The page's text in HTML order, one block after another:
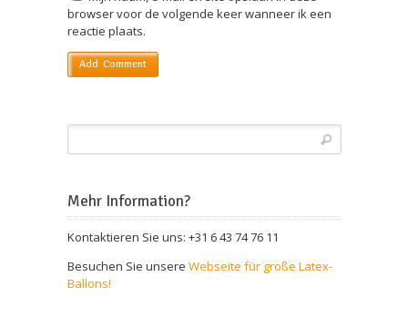
browser voor de volgende keer wanneer ik een
reactie plaats.
Mehr Information?
Kontaktieren Sie uns: +31 6 43 74 76 11
Besuchen Sie unsere Webseite für große Latex-
Ballons!